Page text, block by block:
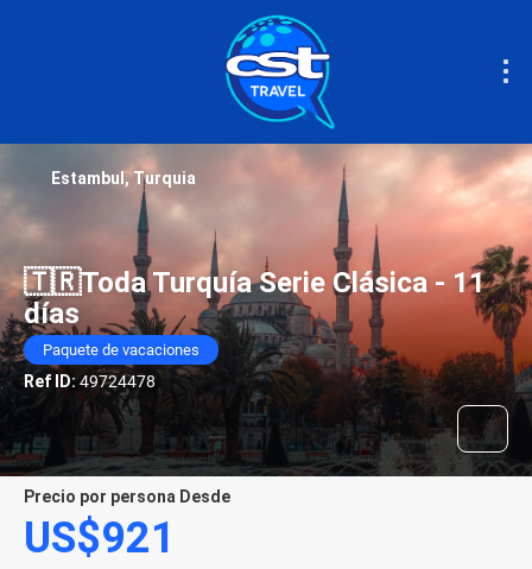
🇹🇷Toda Turquía Serie Clásica - 11
días
Paquete de vacaciones
Ref ID:49724478
Estambul, Turquia
precio por persona Desde
US$921